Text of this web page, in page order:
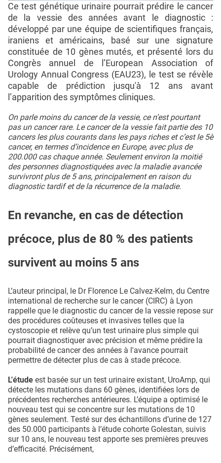
Ce test génétique urinaire pourrait prédire le cancer
de la vessie des années avant le diagnostic :
développé par une équipe de scientifiques français,
iraniens et américains, basé sur une signature
constituée de 10 gènes mutés, et présenté lors du
Congrès annuel de l’European Association of
Urology Annual Congress (EAU23), le test se révèle
capable de prédiction jusqu'à 12 ans avant
l’apparition des symptômes cliniques.
On parle moins du cancer de la vessie, ce n’est pourtant
pas un cancer rare. Le cancer de la vessie fait partie des 10
cancers les plus courants dans les pays riches et c’est le 5è
cancer, en termes d’incidence en Europe, avec plus de
200.000 cas chaque année. Seulement environ la moitié
des personnes diagnostiquées avec la maladie avancée
survivront plus de 5 ans, principalement en raison du
diagnostic tardif et de la récurrence de la maladie.
En revanche, en cas de détection
précoce, plus de 80 % des patients
survivent au moins 5 ans
L’auteur principal, le Dr Florence Le Calvez-Kelm, du Centre
international de recherche sur le cancer (CIRC) à Lyon
rappelle que le diagnostic du cancer de la vessie repose sur
des procédures coûteuses et invasives telles que la
cystoscopie et relève qu’un test urinaire plus simple qui
pourrait diagnostiquer avec précision et même prédire la
probabilité de cancer des années à l'avance pourrait
permettre de détecter plus de cas à stade précoce.
L'étude est basée sur un test urinaire existant, UroAmp, qui
détecte les mutations dans 60 gènes, identifiées lors de
précédentes recherches antérieures. L’équipe a optimisé le
nouveau test qui se concentre sur les mutations de 10
gènes seulement. Testé sur des échantillons d’urine de 127
des 50.000 participants à l’étude cohorte Golestan, suivis
sur 10 ans, le nouveau test apporte ses premières preuves
d’efficacité. Précisément,